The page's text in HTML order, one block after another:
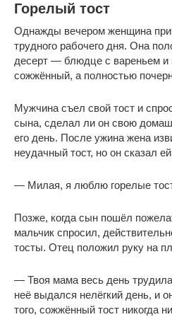
Горелый тост
Однажды вечером женщина
трудного рабочего дня. Она
десерт — блюдце с вареньем и
сожжённый, а полностью
Мужчина съел свой тост и
сына, сделал ли он свою
его день. После ужина жена
неудачный тост, но он сказал
— Милая, я люблю горелые
Позже, когда сын пошёл
мальчик спросил,
тосты. Отец положил руку на
— Твоя мама весь день
неё выдался нелёгкий день, и
того, сожжённый тост никогда